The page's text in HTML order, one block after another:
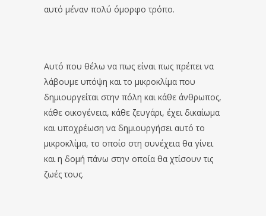
αυτό μ΄έναν πολύ όμορφο τρόπο.
Αυτό που θέλω να πως είναι πως πρέπει να
λάβουμε υπόψη και το μικροκλίμα που
δημιουργείται στην πόλη και κάθε άνθρωπος,
κάθε οικογένεια, κάθε ζευγάρι, έχει δικαίωμα
και υποχρέωση να δημιουργήσει αυτό το
μικροκλίμα, το οποίο στη συνέχεια θα γίνει
και η δομή πάνω στην οποία θα χτίσουν τις
ζωές τους.